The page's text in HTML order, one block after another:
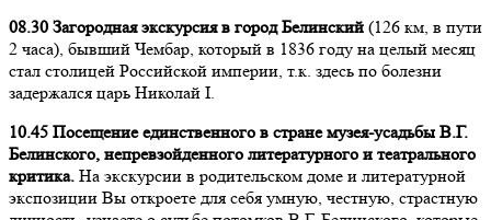
08.30 Загородная экскурсия в город Белинский (126 км, в пути
2 часа), бывший Чембар, который в 1836 году на целый месяц
стал столицей Российской империи, т.к. здесь по болезни
задержался царь Николай I.
10.45 Посещение единственного в стране музея-усадьбы В.Г.
Белинского, непревзойденного литературного и театрального
критика. На экскурсии в родительском доме и литературной
экспозиции Вы откроете для себя умную, честную, страстную